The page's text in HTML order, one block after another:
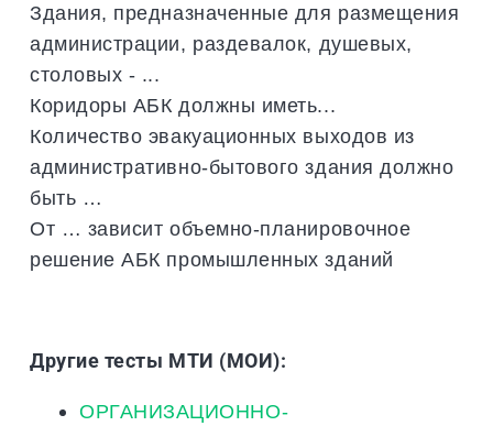
Здания, предназначенные для размещения
администрации, раздевалок, душевых,
столовых - ...
Коридоры АБК должны иметь...
Количество эвакуационных выходов из
административно-бытового здания должно
быть …
От … зависит объемно-планировочное
решение АБК промышленных зданий
Другие тесты МТИ (МОИ):
ОРГАНИЗАЦИОННО-